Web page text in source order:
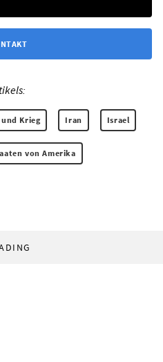
Krieg Iran Israel
von Amerika